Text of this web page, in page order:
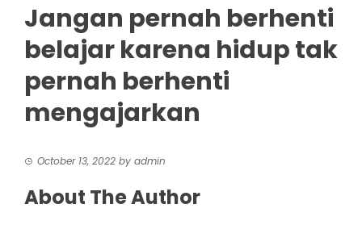
Jangan pernah berhenti
belajar karena hidup tak
pernah berhenti
mengajarkan
October 13, 2022 by admin
About The Author